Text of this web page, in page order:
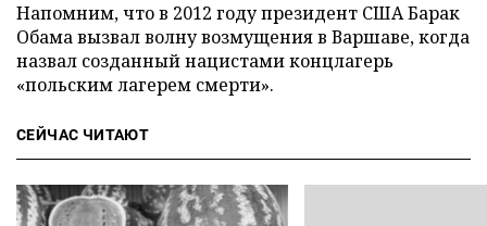
Напомним, что в 2012 году президент США Барак
Обама вызвал волну возмущения в Варшаве, когда
назвал созданный нацистами концлагерь
«польским лагерем смерти».
СЕЙЧАС ЧИТАЮТ